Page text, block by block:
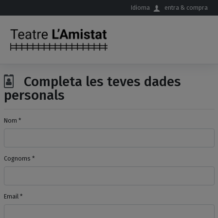
Idioma entra & compra
Completa les teves dades
personals
Nom *
Cognoms *
Email *